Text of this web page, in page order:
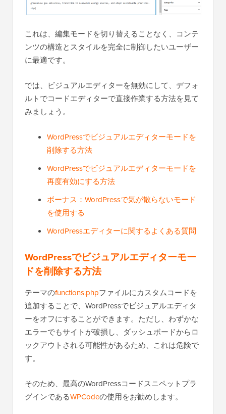
これは、編集モードを切り替えることなく、コンテ
ンツの構造とスタイルを完全に制御したいユーザー
に最適です。
では、ビジュアルエディターを無効にして、デフォ
ルトでコードエディターで直接作業する方法を見て
みましょう。
WordPressでビジュアルエディターモードを
削除する方法
WordPressでビジュアルエディターモードを
再度有効にする方法
ボーナス：WordPressで気が散らないモード
を使用する
WordPressエディターに関するよくある質問
WordPressでビジュアルエディターモー
ドを削除する方法
テーマのfunctions.phpファイルにカスタムコードを
追加することで、WordPressでビジュアルエディタ
ーをオフにすることができます。ただし、わずかな
エラーでもサイトが破損し、ダッシュボードからロ
ックアウトされる可能性があるため、これは危険で
す。
そのため、最高のWordPressコードスニペットプラ
グインであるWPCodeの使用をお勧めします。